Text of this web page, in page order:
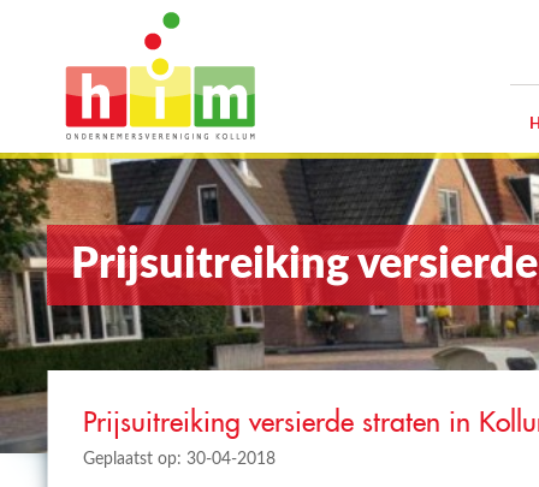
Prijsuitreiking
Prijsuitreiking versierde straten in
Geplaatst op: 30-04-2018